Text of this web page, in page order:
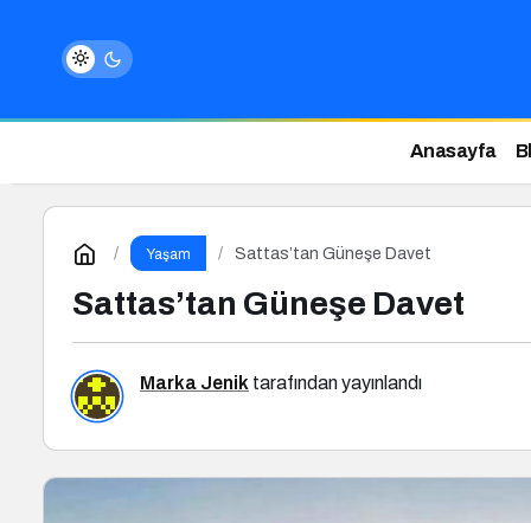
Anasayfa
Yaşam Sattas’tan Güneşe Davet
Sattas’tan Güneşe Davet
Marka Jenik tarafından yayınlandı